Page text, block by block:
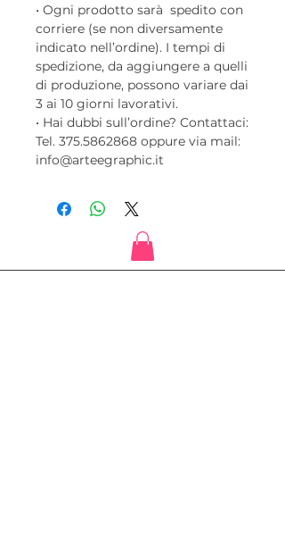
• Ogni prodotto sarà spedito con
corriere (se non diversamente
indicato nell’ordine). I tempi di
spedizione, da aggiungere a quelli
di produzione, possono variare dai
3 ai 10 giorni lavorativi.
• Hai dubbi sull’ordine? Contattaci:
Tel. 375.5862868 oppure via mail:
info@arteegraphic.it